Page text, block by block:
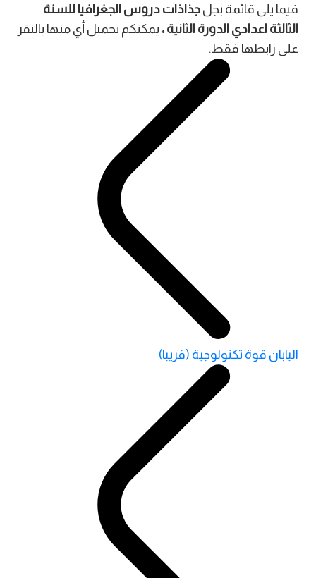
فيما يلي قائمة بجل جذاذات دروس الجغرافيا للسنة
الثالثة اعدادي الدورة الثانية ، يمكنكم تحميل أي منها بالنقر
على رابطها فقط.
اليابان قوة تكنولوجية (قريبا)